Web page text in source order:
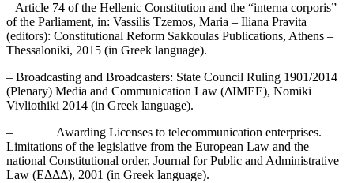
– Article 74 of the Hellenic Constitution and the “interna corporis”
of the Parliament, in: Vassilis Tzemos, Maria – Iliana Pravita
(editors): Constitutional Reform Sakkoulas Publications, Athens –
Thessaloniki, 2015 (in Greek language).
– Broadcasting and Broadcasters: State Council Ruling 1901/2014
(Plenary) Media and Communication Law (ΔΙΜΕΕ), Nomiki
Vivliothiki 2014 (in Greek language).
– Awarding Licenses to telecommunication enterprises.
Limitations of the legislative from the European Law and the
national Constitutional order, Journal for Public and Administrative
Law (ΕΔΔΔ), 2001 (in Greek language).